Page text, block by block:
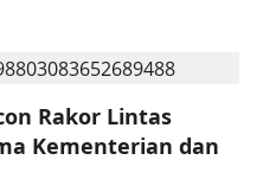
Rakor Lintas
Kementerian dan